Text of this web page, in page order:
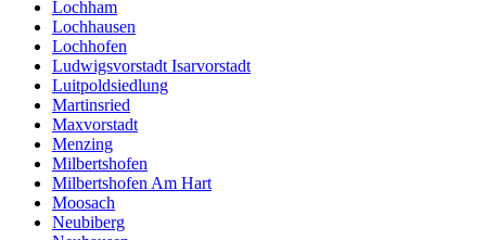
Lochham
Lochhausen
Lochhofen
Ludwigsvorstadt Isarvorstadt
Luitpoldsiedlung
Martinsried
Maxvorstadt
Menzing
Milbertshofen
Milbertshofen Am Hart
Moosach
Neubiberg